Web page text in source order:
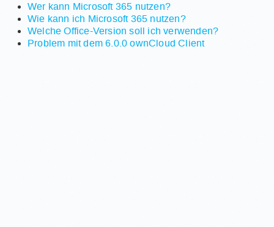
Wer kann Microsoft 365 nutzen?
Wie kann ich Microsoft 365 nutzen?
Welche Office-Version soll ich verwenden?
Problem mit dem 6.0.0 ownCloud Client